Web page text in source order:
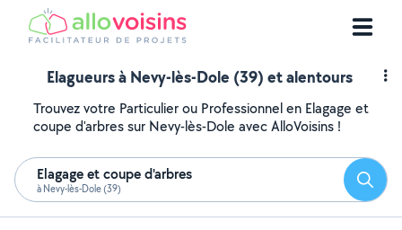
Elagueurs à Nevy-lès-Dole (39) et alentours
Trouvez votre Particulier ou Professionnel en Elagage et
coupe d'arbres sur Nevy-lès-Dole avec AlloVoisins !
Elagage et coupe d'arbres
à Nevy-lès-Dole (39)